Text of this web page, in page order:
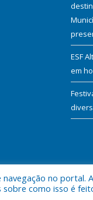
ESF
em
de Jacundá.
no
como isso é